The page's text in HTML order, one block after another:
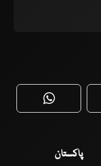
WhatsApp
پاکستان